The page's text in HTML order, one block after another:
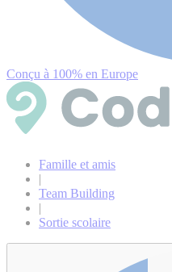
Conçu à 100% en Europe
Famille et amis
|
Team Building
|
Sortie scolaire